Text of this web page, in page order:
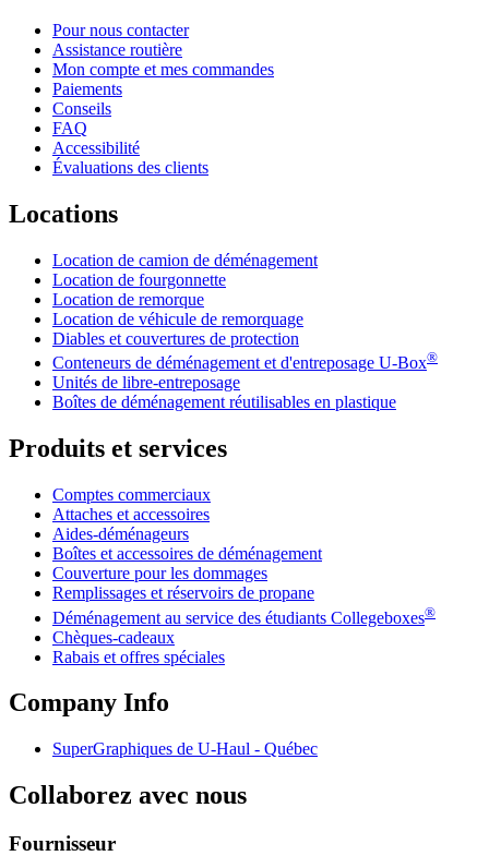
Pour nous contacter
Assistance routière
Mon compte et mes commandes
Paiements
Conseils
FAQ
Accessibilité
Évaluations des clients
Locations
Location de camion de déménagement
Location de fourgonnette
Location de remorque
Location de véhicule de remorquage
Diables et couvertures de protection
Conteneurs de déménagement et d'entreposage U-Box®
Unités de libre-entreposage
Boîtes de déménagement réutilisables en plastique
Produits et services
Comptes commerciaux
Attaches et accessoires
Aides-déménageurs
Boîtes et accessoires de déménagement
Couverture pour les dommages
Remplissages et réservoirs de propane
Déménagement au service des étudiants Collegeboxes®
Chèques-cadeaux
Rabais et offres spéciales
Company Info
SuperGraphiques de U-Haul - Québec
Collaborez avec nous
Fournisseur